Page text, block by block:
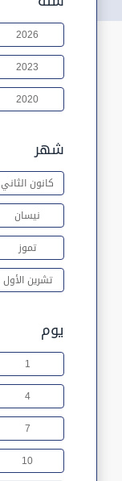
2026
2023
2020
شهر
كانون الثاني
نيسان
تموز
تشرين الأول
يوم
1
4
7
10